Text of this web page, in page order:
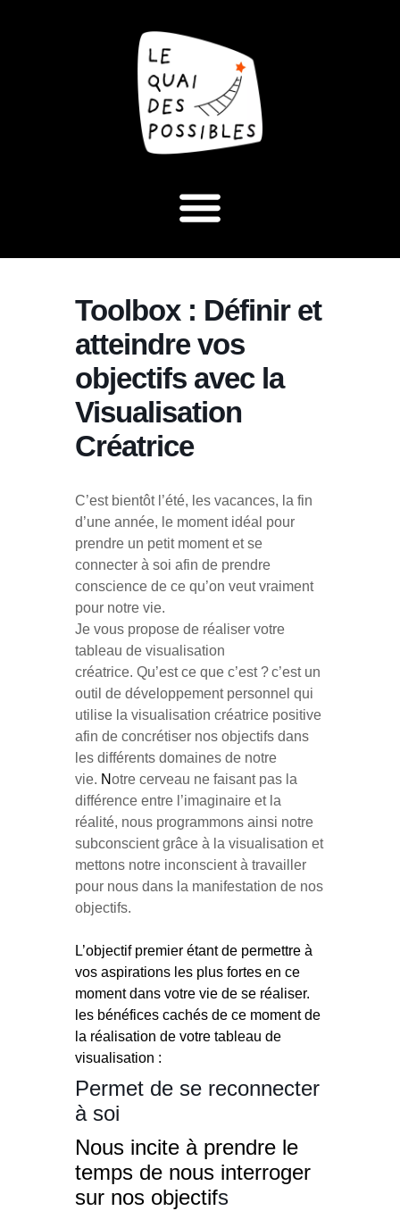
Toolbox : Définir et
atteindre vos
objectifs avec la
Visualisation
Créatrice
C’est bientôt l’été, les vacances, la fin
d’une année, le moment idéal pour
prendre un petit moment et se
connecter à soi afin de prendre
conscience de ce qu’on veut vraiment
pour notre vie.
Je vous propose de réaliser votre
tableau de visualisation
créatrice. Qu’est ce que c’est ?c’est un
outil de développement personnel qui
utilise la visualisation créatrice positive
afin de concrétiser nos objectifs dans
les différents domaines de notre
vie. Notre cerveau ne faisant pas la
différence entre l’imaginaire et la
réalité, nous programmons ainsi notre
subconscient grâce à la visualisation et
mettons notre inconscient à travailler
pour nous dans la manifestation de nos
objectifs.
L’objectif premier étant de permettre à
vos aspirations les plus fortes en ce
moment dans votre vie de se réaliser.
les bénéfices cachés de ce moment de
la réalisation de votre tableau de
visualisation :
Permet de se reconnecter
à soi
Nous incite à prendre le
temps de nous interroger
sur nos objectifs